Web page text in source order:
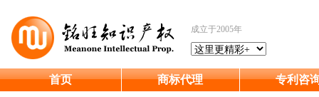
成立于2005年
首页 商标代理 专利咨